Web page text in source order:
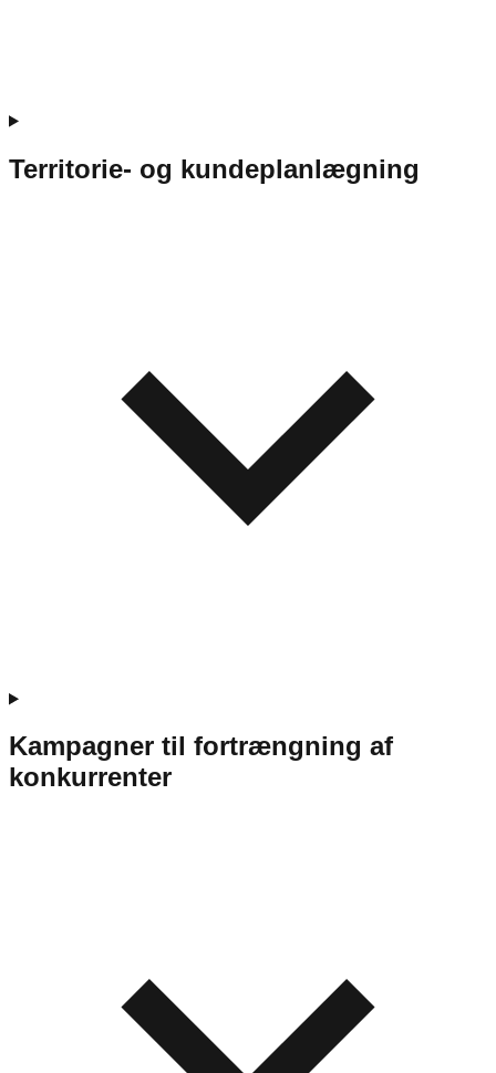
Territorie- og kundeplanlægning
Kampagner til fortrængning af
konkurrenter